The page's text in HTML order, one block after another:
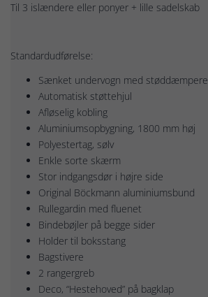
Til 3 islændere eller ponyer + lille sadelskab
Standardudførelse:
Sænket undervogn med støddæmpere
Automatisk støttehjul
Afløselig kobling
Aluminiumsopbygning, 1800 mm høj
Polyestertag, sølv
Enkle sorte skærm
Stor indgangsdør i højre side
Original Böckmann aluminiumsbund
Rullegardin med fluenet
Bindebøjler på begge sider
Holder til boksstang
Bagstivere
2 rangergreb
Deco, “Hestehoved” på bagklap